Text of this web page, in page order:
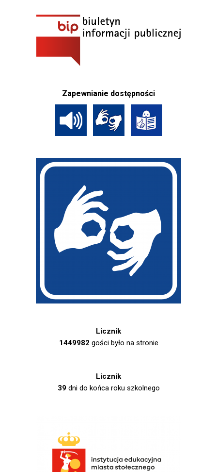
Zapewnianie dostępności
Licznik
1449982 gości było na stronie
Licznik
39dni do końca roku szkolnego